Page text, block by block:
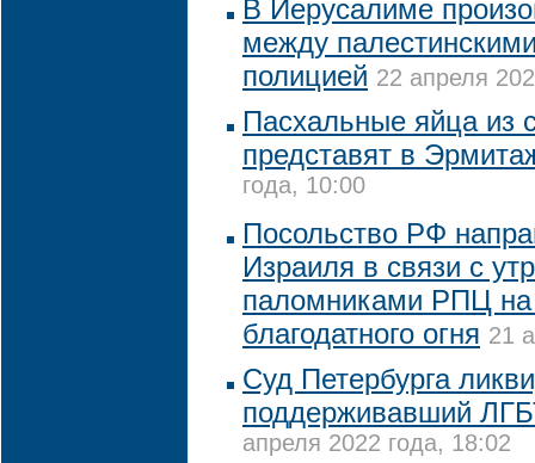
В Иерусалиме
между
полицией 22 апреля
Пасхальные яйца из
представят в
года, 10:00
Посольство РФ
Израиля в связи с
паломниками РПЦ на
благодатного огня 21
Суд Петербурга
поддерживавший
апреля 2022 года, 18:02